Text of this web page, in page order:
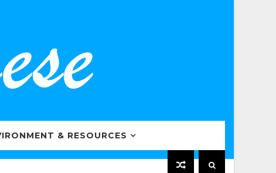
& RESOURCES